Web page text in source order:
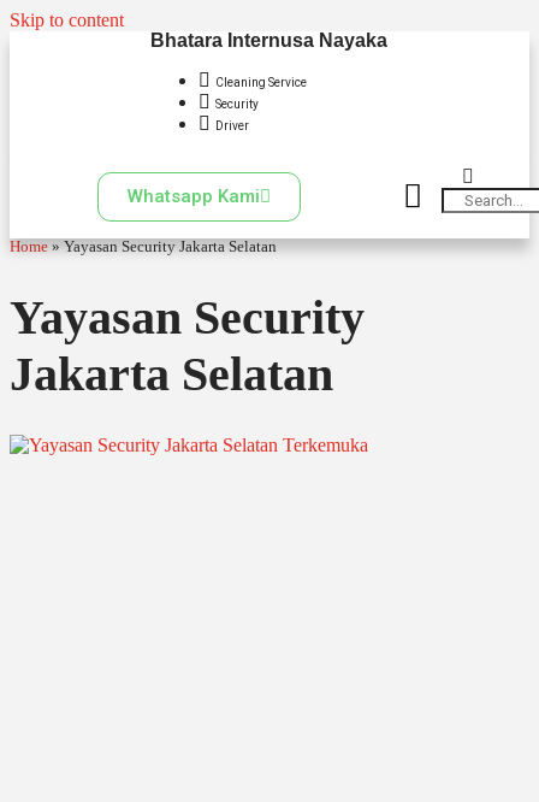
Skip to content
Bhatara Internusa Nayaka
Cleaning Service
Security
Driver
Whatsapp Kami
Home » Yayasan Security Jakarta Selatan
Yayasan Security
Jakarta Selatan